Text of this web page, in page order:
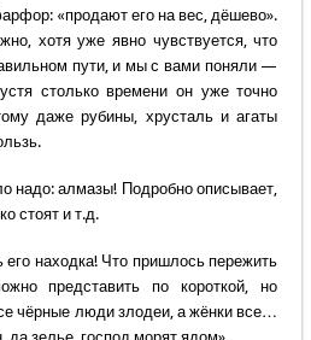
«продают его на вес, дёшево».
хотя уже явно чувствуется, что
пути, и мы с вами поняли —
столько времени он уже точно
даже рубины, хрусталь и агаты
надо: алмазы! Подробно описывает,
стоят и т.д.
его находка! Что пришлось пережить
представить по короткой, но
чёрные люди злодеи, а жёнки все…